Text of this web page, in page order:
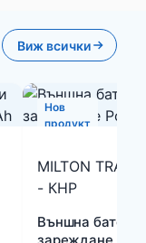
Виж всички
Нов
продукт
MILTON
- КНР
Външна